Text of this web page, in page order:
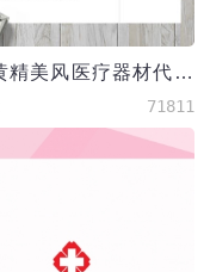
浅桔黄精美风医疗器材代表简历模板
71811